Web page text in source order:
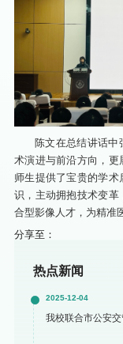
陈文在总结讲话中
术演进与前沿方向，更
师生提供了宝贵的学
识，主动拥抱技术变革
合型影像人才，为精准
分享至：
热点新闻
2025-12-04
我校联合市公安交